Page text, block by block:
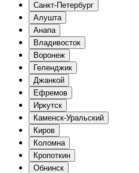
Санкт-Петербург
Алушта
Анапа
Владивосток
Воронеж
Геленджик
Джанкой
Ефремов
Иркутск
Каменск-Уральский
Киров
Коломна
Кропоткин
Обнинск